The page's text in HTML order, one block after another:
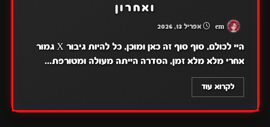
ואחרון
em אפריל 13, 2026
היי לכולם, סוף סוף זה כאן ומוכן, כל להיות גיבור X גמור
אחרי מלא מלא זמן, הסדרה הייתה מעולה ומטורפת...
לקרוא עוד